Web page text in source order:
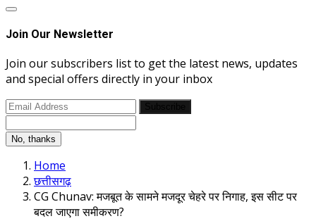
Join Our Newsletter
Join our subscribers list to get the latest news, updates
and special offers directly in your inbox
No, thanks
Home
छत्तीसगढ़
CG Chunav: मजबूत के सामने मजदूर चेहरे पर निगाह, इस सीट पर
बदल जाएगा समीकरण?